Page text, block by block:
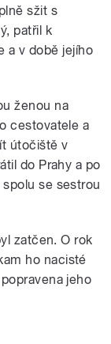
sžit s
patřil k
a v době jejího
ženou na
cestovatele a
útočiště v
do Prahy a po
se sestrou
zatčen. O rok
ho nacisté
jeho